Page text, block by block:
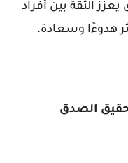
الثقة بين أفراد
هدوءًا وسعادة.
تحقيق الصدق